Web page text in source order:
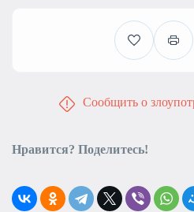
Сообщить о
Нравится? Поделитесь!